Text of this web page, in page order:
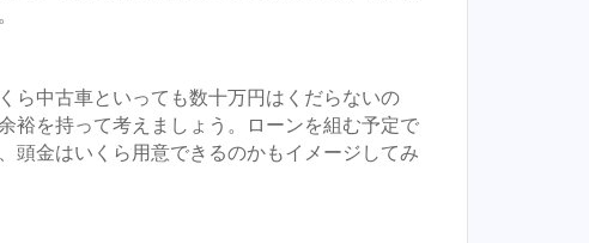
ら中古車といっても数十万円はくだらないの
裕を持って考えましょう。ローンを組む予定で
頭金はいくら用意できるのかもイメージしてみ